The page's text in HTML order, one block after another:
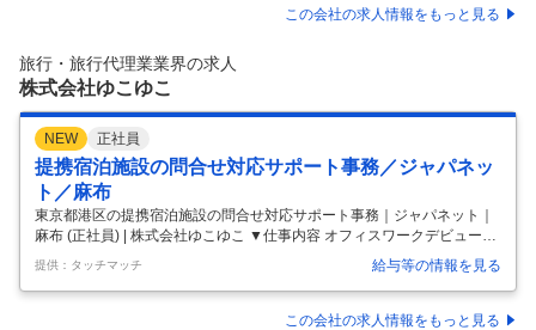
―――――――― 法人顧客の出張手配や社員旅行、修学旅行や部活動の
す。 お客様のニーズを的確にとらえ、大手企業にはできないキメ細やか
な企画とサービスを武器に、安全で快適な旅行をプロデュースして
この会社の求人情報をもっと見る
旅行・旅行代理業業界の求人
株式会社ゆこゆこ
NEW 正社員
提携宿泊施設の問合せ対応サポート事務／ジャパネッ
ト／麻布
東京都港区の提携宿泊施設の問合せ対応サポート事務｜ジャパネット｜
麻布 (正社員) | 株式会社ゆこゆこ ▼仕事内容 オフィスワークデビュー歓
迎！電話 ・接客対応活かせる温泉地に特化して宿やホテルを紹介するカ
タログ ・予約サイト『ゆこゆこ』にて、全国２０００以上の提携宿泊施
設を支える窓口業務をお任せします。 ◆提携宿泊施設からの電話 ・メー
ルによる問い合わせ対応◆宿泊施設への確認 ・連絡事項などの発信業務
提供：タッチマッチ 給与等の情報を見る
この会社の求人情報をもっと見る